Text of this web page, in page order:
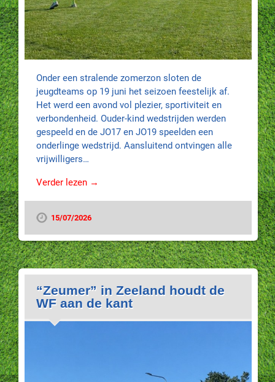
Onder een stralende zomerzon sloten de
jeugdteams op 19 juni het seizoen feestelijk af.
Het werd een avond vol plezier, sportiviteit en
verbondenheid. Ouder-kind wedstrijden werden
gespeeld en de JO17 en JO19 speelden een
onderlinge wedstrijd. Aansluitend ontvingen alle
vrijwilligers…
Verder lezen →
15/07/2026
“Zeumer” in Zeeland houdt de
WF aan de kant